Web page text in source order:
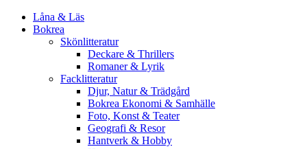
Låna & Läs
Bokrea
Skönlitteratur
Deckare & Thrillers
Romaner & Lyrik
Facklitteratur
Djur, Natur & Trädgård
Bokrea Ekonomi & Samhälle
Foto, Konst & Teater
Geografi & Resor
Hantverk & Hobby